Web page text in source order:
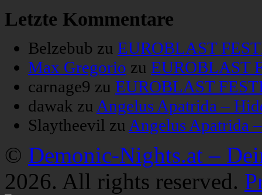
Letzte Kommentare
Belzebub zu EUROBLAST
Max Gregorio zu EUROBLAST
carnage9 zu EUROBLAST
dawak zuAngelus Apatrida –
Slaytheevil zuAngelus Apatrida
© Demonic-Nights.at –
2026. All rights reserved.